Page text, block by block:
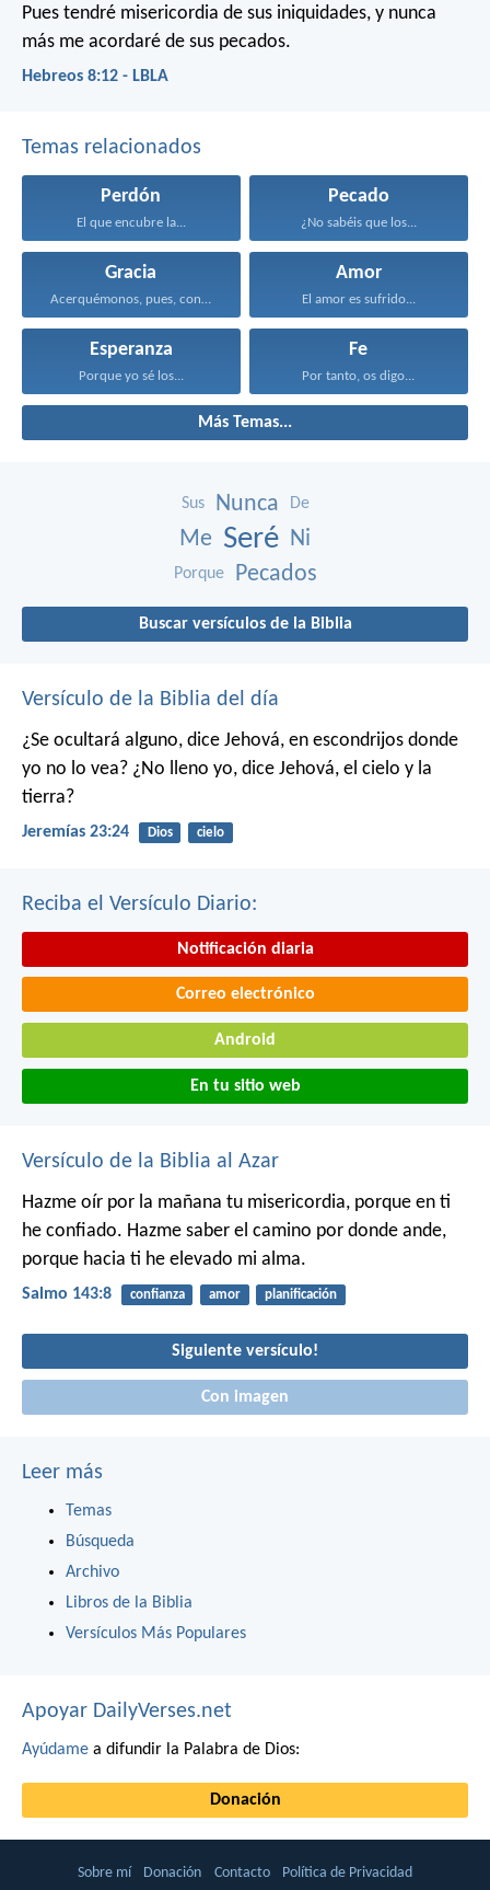
Pues tendré misericordia de sus iniquidades, y nunca
más me acordaré de sus pecados.
Hebreos 8:12 - LBLA
Temas relacionados
Perdón
El que encubre la...
Pecado
¿No sabéis que los...
Gracia
Acerquémonos, pues, confiadamente al...
Amor
El amor es sufrido...
Esperanza
Porque yo sé los...
Fe
Por tanto, os digo...
Más Temas...
Sus Nunca De
Me Seré Ni
Porque Pecados
Buscar versículos de la Biblia
Versículo de la Biblia del día
¿Se ocultará alguno, dice Jehová, en escondrijos donde
yo no lo vea? ¿No lleno yo, dice Jehová, el cielo y la
tierra?
Jeremías 23:24 Dios cielo
Reciba el Versículo Diario:
Notificación diaria
Correo electrónico
Android
En tu sitio web
Versículo de la Biblia al Azar
Hazme oír por la mañana tu misericordia, porque en ti
he confiado. Hazme saber el camino por donde ande,
porque hacia ti he elevado mi alma.
Salmo 143:8 confianza amor planificación
Siguiente versículo!
Con imagen
Leer más
Temas
Búsqueda
Archivo
Libros de la Biblia
Versículos Más Populares
Apoyar DailyVerses.net
Ayúdame a difundir la Palabra de Dios:
Donación
Sobre mí Donación Contacto Política de Privacidad